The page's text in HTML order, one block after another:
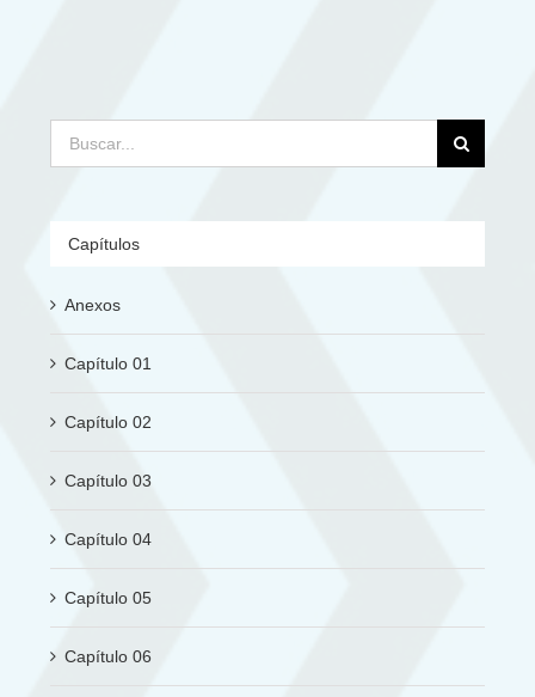
Buscar:
Capítulos
Anexos
Capítulo 01
Capítulo 02
Capítulo 03
Capítulo 04
Capítulo 05
Capítulo 06